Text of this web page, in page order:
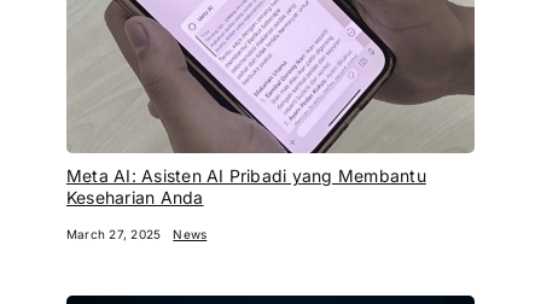
Meta AI: Asisten AI Pribadi yang Membantu
Keseharian Anda
March 27, 2025 News